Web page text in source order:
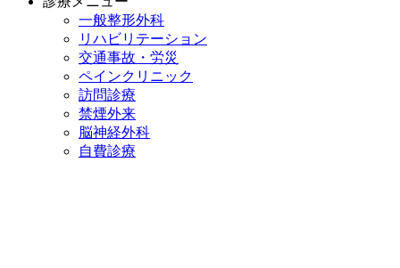
一般整形外科
リハビリテーション
交通事故・労災
ペインクリニック
訪問診療
禁煙外来
脳神経外科
自費診療